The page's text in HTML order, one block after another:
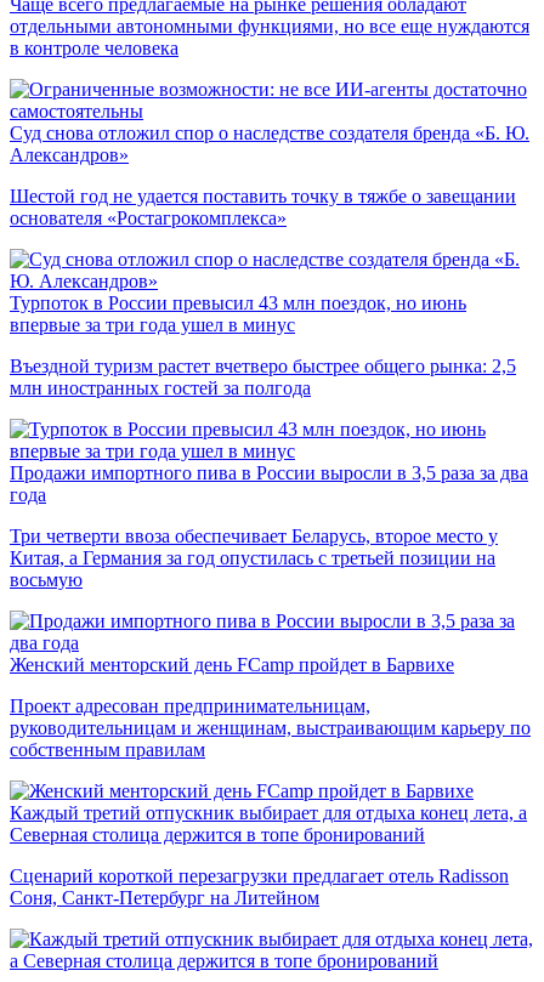
Чаще всего предлагаемые на рынке решения обладают
отдельными автономными функциями, но все еще нуждаются
в контроле человека
Суд снова отложил спор о наследстве создателя бренда «Б. Ю.
Александров»
Шестой год не удается поставить точку в тяжбе о завещании
основателя «Ростагрокомплекса»
Турпоток в России превысил 43 млн поездок, но июнь
впервые за три года ушел в минус
Въездной туризм растет вчетверо быстрее общего рынка: 2,5
млн иностранных гостей за полгода
Продажи импортного пива в России выросли в 3,5 раза за два
года
Три четверти ввоза обеспечивает Беларусь, второе место у
Китая, а Германия за год опустилась с третьей позиции на
восьмую
Женский менторский день FCamp пройдет в Барвихе
Проект адресован предпринимательницам,
руководительницам и женщинам, выстраивающим карьеру по
собственным правилам
Каждый третий отпускник выбирает для отдыха конец лета, а
Северная столица держится в топе бронирований
Сценарий короткой перезагрузки предлагает отель Radisson
Соня, Санкт-Петербург на Литейном